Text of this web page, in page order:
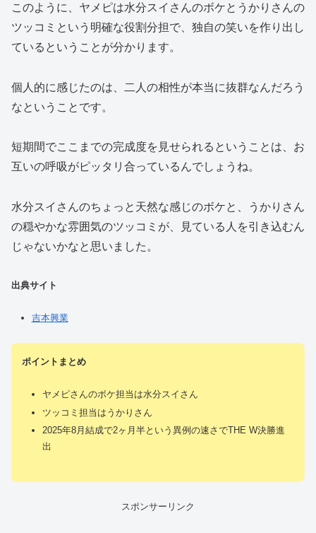
このように、ヤメピは水分スイさんのボケとうかりさんの
ツッコミという明確な役割分担で、独自の笑いを作り出し
ているということが分かります。
個人的に感じたのは、二人の相性が本当に抜群なんだろう
なということです。
短期間でここまでの完成度を見せられるということは、お
互いの呼吸がピッタリ合っているんでしょうね。
水分スイさんのちょっと天然な感じのボケと、うかりさん
の穏やかな雰囲気のツッコミが、見ている人を引き込むん
じゃないかなと思いました。
出典サイト
吉本興業
ポイントまとめ
ヤメピさんのボケ担当は水分スイさん
ツッコミ担当はうかりさん
2025年8月結成で2ヶ月半という異例の速さでTHE W決勝進
出
スポンサーリンク